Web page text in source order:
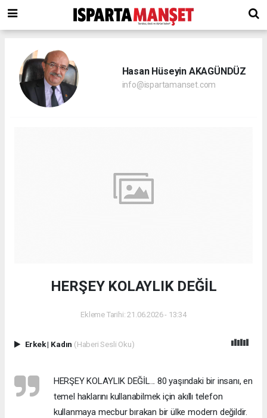
Hasan Hüseyin AKAGÜNDÜZ
info@ispartamanset.com
HERŞEY KOLAYLIK DEĞİL
Ekleme Tarihi: 21.06.2026 - 13:34
Erkek| Kadın (Haberi Sesli Oku)
HERŞEY KOLAYLIK DEĞİL... 80 yaşındaki bir insanı, en
temel haklarını kullanabilmek için akıllı telefon
kullanmaya mecbur bırakan bir ülke modern değildir.